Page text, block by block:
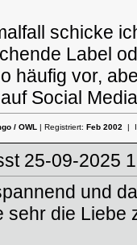
schicke
Label
häufig vor,
Social
/ OWL| Registriert: Feb 2002|
25-09-
und
sehr die Liebe